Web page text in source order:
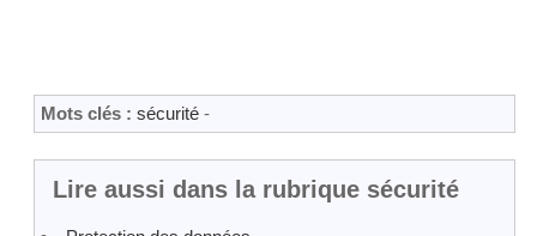
Mots clés : sécurité -
Lire aussi dans la rubrique sécurité